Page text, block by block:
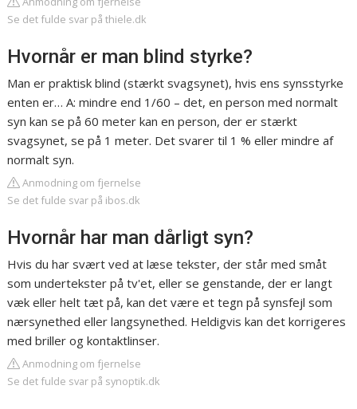
Se det fulde svar på thiele.dk
Hvornår er man blind styrke?
Man er praktisk blind (stærkt svagsynet), hvis ens synsstyrke
enten er… A: mindre end 1/60 – det, en person med normalt
syn kan se på 60 meter kan en person, der er stærkt
svagsynet, se på 1 meter. Det svarer til 1 % eller mindre af
normalt syn.
Anmodning om fjernelse
Se det fulde svar på ibos.dk
Hvornår har man dårligt syn?
Hvis du har svært ved at læse tekster, der står med småt
som undertekster på tv'et, eller se genstande, der er langt
væk eller helt tæt på, kan det være et tegn på synsfejl som
nærsynethed eller langsynethed. Heldigvis kan det korrigeres
med briller og kontaktlinser.
Anmodning om fjernelse
Se det fulde svar på synoptik.dk